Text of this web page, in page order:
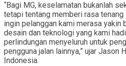
“Bagi MG, keselamatan bukanlah
tetapi tentang memberi rasa
ingin pelanggan kami merasa yakin
desain dan teknologi yang kami
perlindungan menyeluruh untuk
pengguna jalan lainnya,” ujar Jason
Indonesia.